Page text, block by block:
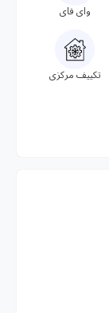
واى فاى
تكييف مركزى